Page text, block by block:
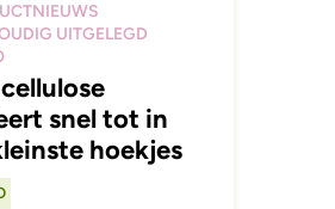
UITGELEGD
snel tot in
hoekjes